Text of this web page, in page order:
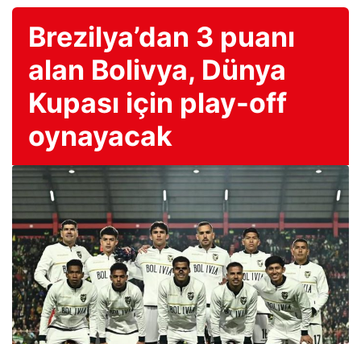
Brezilya’dan 3 puanı
alan Bolivya, Dünya
Kupası için play-off
oynayacak